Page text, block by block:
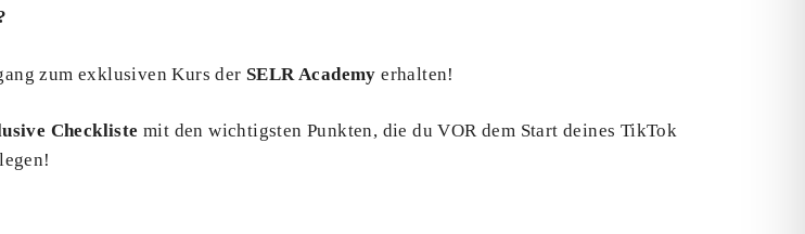
zum exklusiven Kurs der SELR Academy erhalten!
Checkliste mit den wichtigsten Punkten, die du VOR dem Start deines TikTok